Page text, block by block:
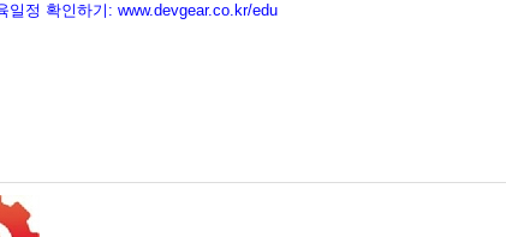
일정 확인하기: www.devgear.co.kr/edu